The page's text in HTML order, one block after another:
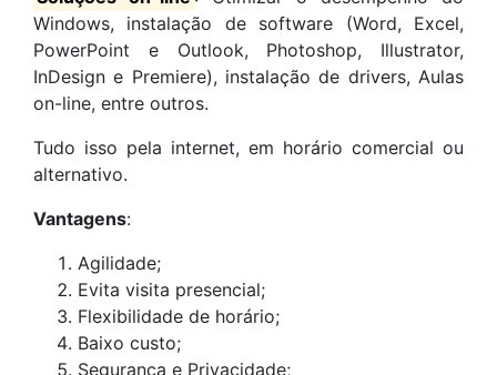
Windows, instalação de software (Word, Excel,
PowerPoint e Outlook, Photoshop, Illustrator,
InDesign e Premiere), instalação de drivers, Aulas
on-line, entre outros.
Tudo isso pela internet, em horário comercial ou
alternativo.
Vantagens:
Agilidade;
Evita visita presencial;
Flexibilidade de horário;
Baixo custo;
Segurança e Privacidade;